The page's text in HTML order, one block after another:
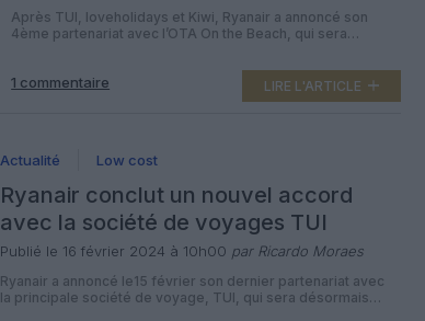
Après TUI, loveholidays et Kiwi, Ryanair a annoncé son
4ème partenariat avec l’OTA On the Beach, qui sera
sièges et des bagages Ryanair « aux prix bas de la
compagnie dans le cadre de leur forfait vacances ».
Comme pour les autres, cet accord garantit que les clients
1 commentaire LIRE L'ARTICLE
Actualité Low cost
Ryanair conclut un nouvel accord
avec la société de voyages TUI
Publié le 16 février 2024 à 10h00 par Ricardo Moraes
Ryanair a annoncé le15 février son dernier partenariat avec
la principale société de voyage, TUI, qui sera désormais